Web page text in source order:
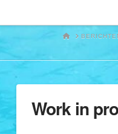
HOME
Work in